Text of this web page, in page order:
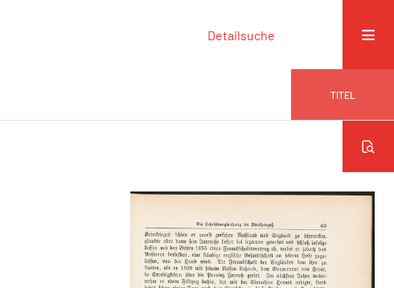
Detailsuche
TITEL